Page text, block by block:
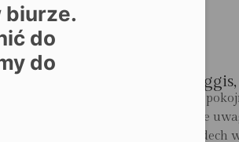
Amankila,
Nazwa Amankila
oddaje przykuwające
hotelu Zapierające dech
biurze.
do
do
slection for scheduled call